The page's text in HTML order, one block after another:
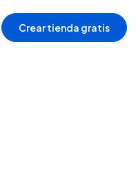
Crear tienda gratis